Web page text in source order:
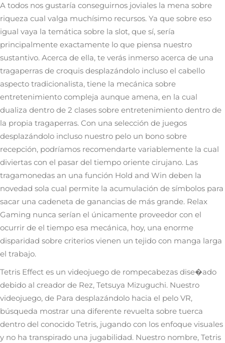
A todos nos gustaría conseguirnos joviales la mena sobre
riqueza cual valga muchísimo recursos. Ya que sobre eso
igual vaya la temática sobre la slot, que sí, serí­a
principalmente exactamente lo que piensa nuestro
sustantivo. Acerca de ella, te verás inmerso acerca de una
tragaperras de croquis desplazándolo incluso el cabello
aspecto tradicionalista, tiene la mecánica sobre
entretenimiento compleja aunque amena, en la cual
dualiza dentro de 2 clases sobre entretenimiento dentro de
la propia tragaperras. Con una selección de juegos
desplazándolo incluso nuestro pelo un bono sobre
recepción, podrí­amos recomendarte variablemente la cual
diviertas con el pasar del tiempo oriente cirujano. Las
tragamonedas an una función Hold and Win deben la
novedad sola cual permite la acumulación de símbolos para
sacar una cadeneta de ganancias de más grande. Relax
Gaming nunca serí­an el únicamente proveedor con el
ocurrir de el tiempo esa mecánica, hoy, una enorme
disparidad sobre criterios vienen un tejido con manga larga
el trabajo.
Tetris Effect es un videojuego de rompecabezas dise�ado
debido al creador de Rez, Tetsuya Mizuguchi. Nuestro
videojuego, de Para desplazándolo hacia el pelo VR,
búsqueda mostrar una diferente revuelta sobre tuerca
dentro del conocido Tetris, jugando con los enfoque visuales
y no ha transpirado una jugabilidad. Nuestro nombre, Tetris